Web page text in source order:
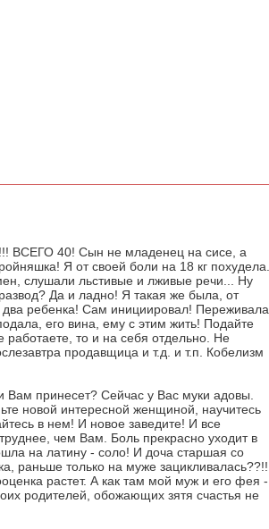
ВСЕГО 40! Сын не младенец на сисе, а
Я от своей боли на 18 кг похудела.
слушали льстивые и лживые речи... Ну
Да и ладно! Я такая же была, от
два ребенка! Сам инициировал! Переживала
его вина, ему с этим жить! Подайте
то и на себя отдельно. Не
продавщица и т.д. и т.п. Кобелизм
принесет? Сейчас у Вас муки адовы.
новой интересной женщиной, научитесь
в нем! И новое заведите! И все
чем Вам. Боль прекрасно уходит в
на латину - соло! И доча старшая со
раньше только на муже зацикливалась??!!
растет. А как там мой муж и его фея -
родителей, обожающих зятя счастья не